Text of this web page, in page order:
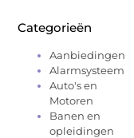
Categorieën
Aanbiedingen
Alarmsysteem
Auto's en
Motoren
Banen en
opleidingen